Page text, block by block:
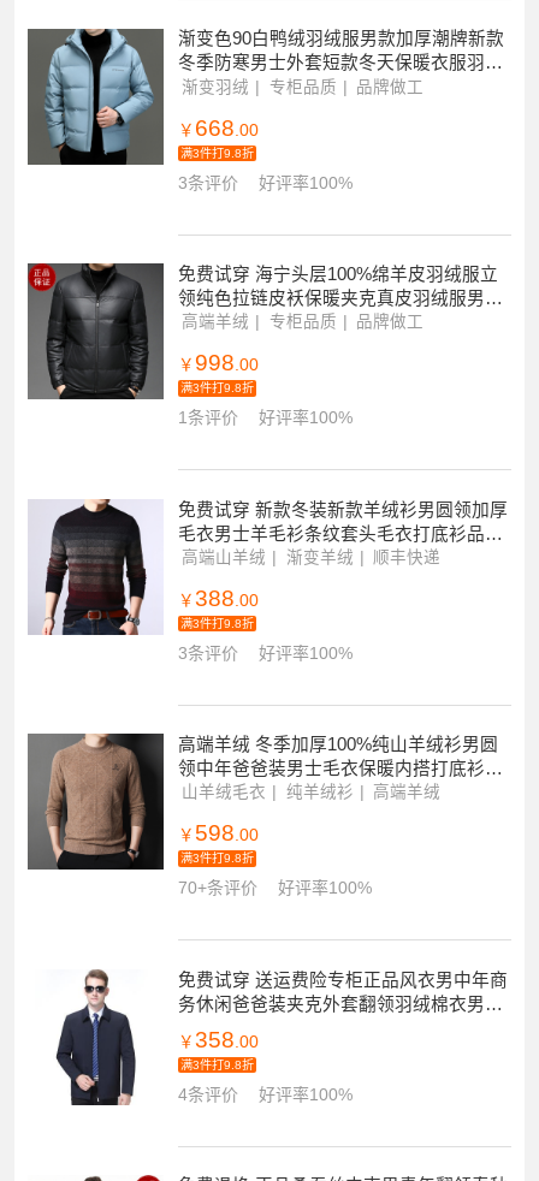
渐变色90白鸭绒羽绒服男款加厚潮牌新款
冬季防寒男士外套短款冬天保暖衣服羽绒
服男短款冬季高端宽松渐变潮上衣冬装保
渐变羽绒 专柜品质 品牌做工
￥ 668 .00
满3件打9.8折
3条评价 好评率100%
免费试穿 海宁头层100%绵羊皮羽绒服立
领纯色拉链皮袄保暖夹克真皮羽绒服男装
外套新款年春秋季新款舒适外套潮真皮皮
高端羊绒 专柜品质 品牌做工
￥ 998.00
满3件打9.8折
1条评价 好评率100%
免费试穿 新款冬装新款羊绒衫男圆领加厚
毛衣男士羊毛衫条纹套头毛衣打底衫品牌
官方旗舰店特卖
高端山羊绒 渐变羊绒 顺丰快递
￥ 388 .00
满3件打9.8折
3条评价 好评率100%
高端羊绒 冬季加厚100%纯山羊绒衫男圆
领中年爸爸装男士毛衣保暖内搭打底衫纯
羊毛针织衫国货品牌毛衣男商务休闲大码
山羊绒毛衣 纯羊绒衫 高端羊绒
￥ 598.00
满3件打9.8折
70+条评价 好评率100%
免费试穿 送运费险专柜正品风衣男中年商
务休闲爸爸装夹克外套翻领羽绒棉衣男高
端外套正品官方旗舰店
￥ 358 .00
满3件打9.8折
4条评价 好评率100%